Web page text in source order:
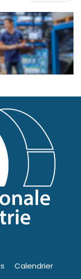
Calendrier